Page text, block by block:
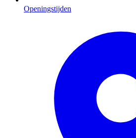
Openingstijden